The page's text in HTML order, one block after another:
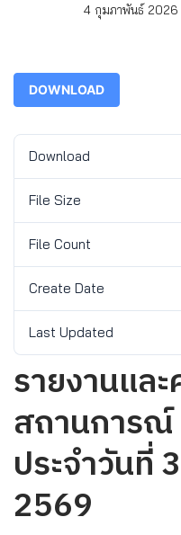
4 กุมภาพันธ์ 2026
DOWNLOAD
Download
File Size
File Count
Create Date
Last Updated
รายงานแล
สถานการณ์
ประจำวันที่
2569